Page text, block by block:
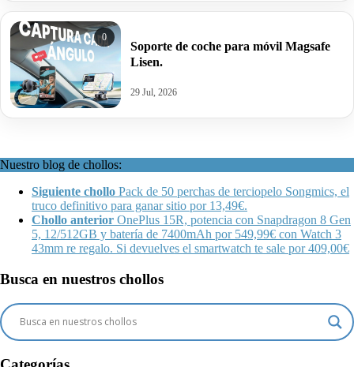
0
Soporte de coche para móvil Magsafe
Lisen.
29 Jul, 2026
Nuestro blog de chollos:
Siguiente chollo Pack de 50 perchas de terciopelo Songmics, el
truco definitivo para ganar sitio por 13,49€.
Chollo anterior OnePlus 15R, potencia con Snapdragon 8 Gen
5, 12/512GB y batería de 7400mAh por 549,99€ con Watch 3
43mm re regalo. Si devuelves el smartwatch te sale por 409,00€
Busca en nuestros chollos